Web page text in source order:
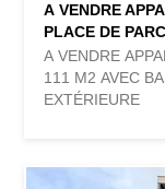
A VENDRE
PLACE DE
A VENDRE
111 M2 AVEC
EXTÉRIEURE